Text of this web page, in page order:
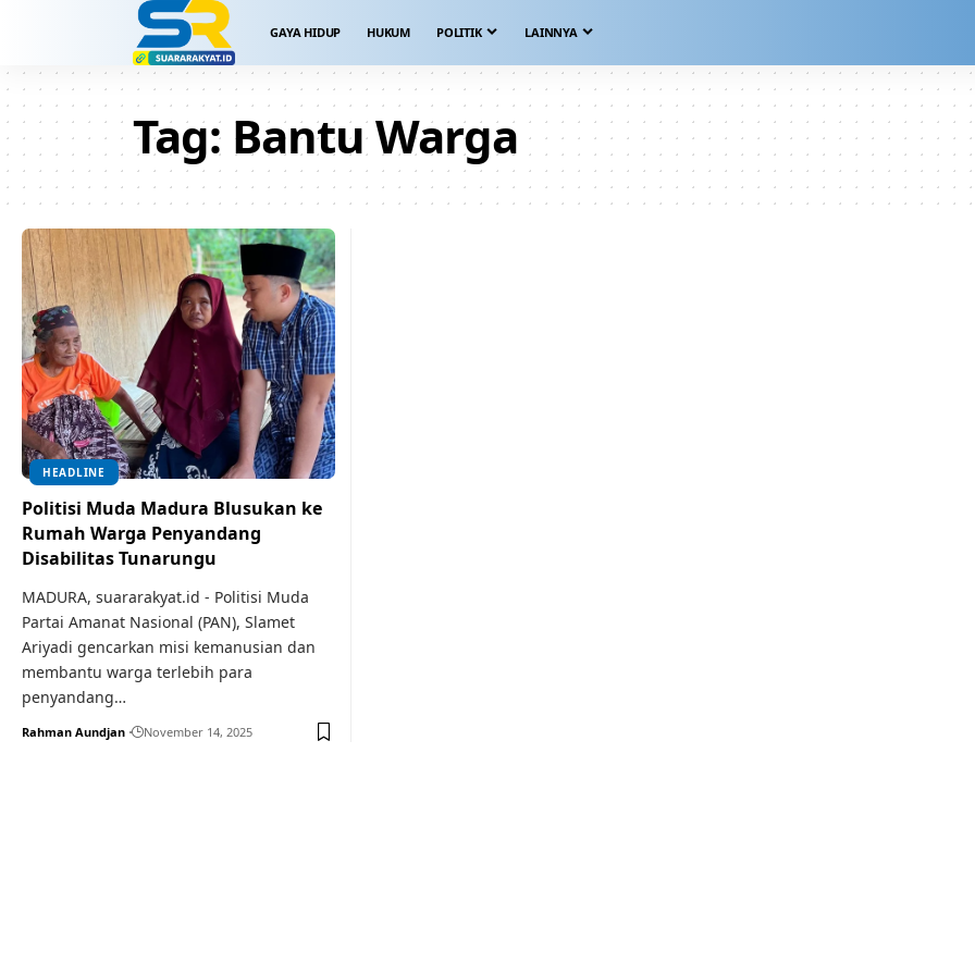
GAYA HIDUP HUKUM POLITIK LAINNYA
Tag: Bantu Warga
HEADLINE
Politisi Muda Madura Blusukan ke
Rumah Warga Penyandang
Disabilitas Tunarungu
MADURA, suararakyat.id - Politisi Muda
Partai Amanat Nasional (PAN), Slamet
Ariyadi gencarkan misi kemanusian dan
membantu warga terlebih para
penyandang…
Rahman Aundjan November 14, 2025